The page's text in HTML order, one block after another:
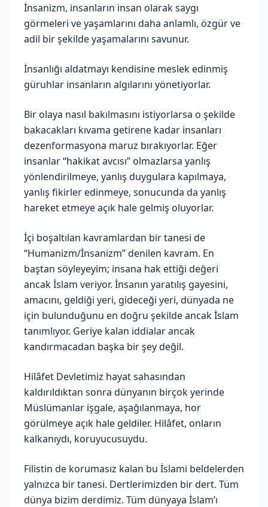
İnsanizm, insanların insan olarak saygı
görmeleri ve yaşamlarını daha anlamlı, özgür ve
adil bir şekilde yaşamalarını savunur.
İnsanlığı aldatmayı kendisine meslek edinmiş
güruhlar insanların algılarını yönetiyorlar.
Bir olaya nasıl bakılmasını istiyorlarsa o şekilde
bakacakları kıvama getirene kadar insanları
dezenformasyona maruz bırakıyorlar. Eğer
insanlar “hakikat avcısı” olmazlarsa yanlış
yönlendirilmeye, yanlış duygulara kapılmaya,
yanlış fikirler edinmeye, sonucunda da yanlış
hareket etmeye açık hale gelmiş oluyorlar.
İçi boşaltılan kavramlardan bir tanesi de
“Humanizm/İnsanizm” denilen kavram. En
baştan söyleyeyim; insana hak ettiği değeri
ancak İslam veriyor. İnsanın yaratılış gayesini,
amacını, geldiği yeri, gideceği yeri, dünyada ne
için bulunduğunu en doğru şekilde ancak İslam
tanımlıyor. Geriye kalan iddialar ancak
kandırmacadan başka bir şey değil.
Hilâfet Devletimiz hayat sahasından
kaldırıldıktan sonra dünyanın birçok yerinde
Müslümanlar işgale, aşağılanmaya, hor
görülmeye açık hale geldiler. Hilâfet, onların
kalkanıydı, koruyucusuydu.
Filistin de korumasız kalan bu İslami beldelerden
yalnızca bir tanesi. Dertlerimizden bir dert. Tüm
dünya bizim derdimiz. Tüm dünyaya İslam’ı